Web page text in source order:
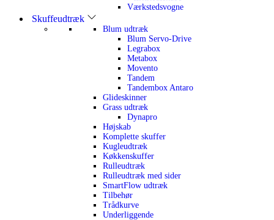
Værkstedsvogne
Skuffeudtræk
Blum udtræk
Blum Servo-Drive
Legrabox
Metabox
Movento
Tandem
Tandembox Antaro
Glideskinner
Grass udtræk
Dynapro
Højskab
Komplette skuffer
Kugleudtræk
Køkkenskuffer
Rulleudtræk
Rulleudtræk med sider
SmartFlow udtræk
Tilbehør
Trådkurve
Underliggende